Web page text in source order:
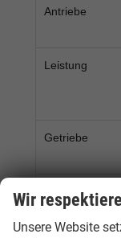
Antriebe
Leistung
Getriebe
Beliebte
Ausstattung
Wir
Unsere Website